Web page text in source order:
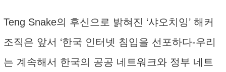
Teng Snake의 후신으로 밝혀진 ‘샤오치잉’ 해커
조직은 앞서 ‘한국 인터넷 침입을 선포하다-우리
는 계속해서 한국의 공공 네트워크와 정부 네트